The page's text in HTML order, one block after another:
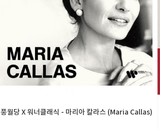
풍월당 X 워너클래식 - 마리아 칼라스 (Maria Callas)